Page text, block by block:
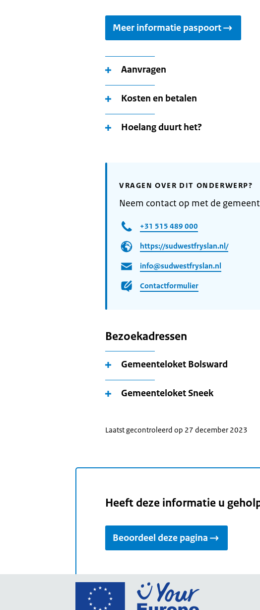
Meer informatie paspoort
Aanvragen
Kosten en betalen
Hoelang duurt het?
VRAGEN OVER DIT ONDERWERP?
Neem contact op met de
+31 515 489 000
https://sudwestfryslan.nl/
info@sudwestfryslan.nl
Contactformulier
Bezoekadressen
Gemeenteloket Bolsward
Gemeenteloket Sneek
Laatst gecontroleerd op 27 december 2023
Heeft deze informatie u
Beoordeel deze pagina
Ga